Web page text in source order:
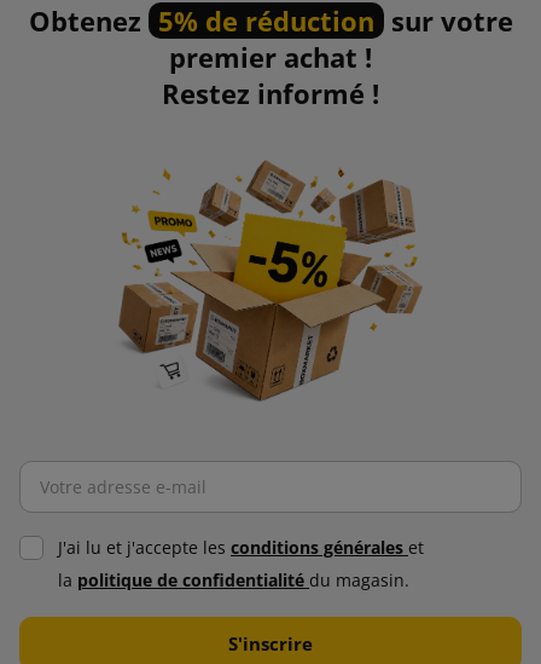
Obtenez 5% de réduction sur votre
premier achat !
Restez informé !
J'ai lu et j'accepte les conditions générales et
la politique de confidentialité du magasin.